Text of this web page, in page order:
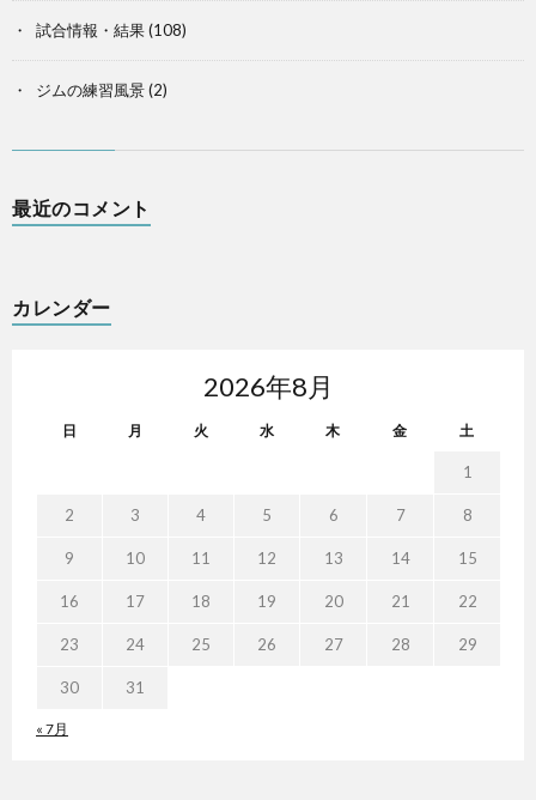
試合情報・結果(108)
ジムの練習風景(2)
最近のコメント
カレンダー
2026年8月
日 月 火 水 木 金 土
« 7月
1
2 3 4 5 6 7 8
9 10 11 12 13 14 15
16 17 18 19 20 21 22
23 24 25 26 27 28 29
30 31